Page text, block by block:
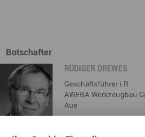
Botschafter
RÜDIGER DREWES
Geschäftsführer i.R.
AWEBA Werkzeugbau
Aue